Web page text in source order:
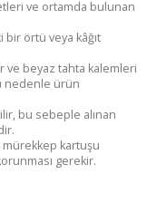
ve ortamda bulunan
örtü veya kâğıt
ve beyaz tahta kalemleri
nedenle ürün
bu sebeple alınan
mürekkep kartuşu
gerekir.